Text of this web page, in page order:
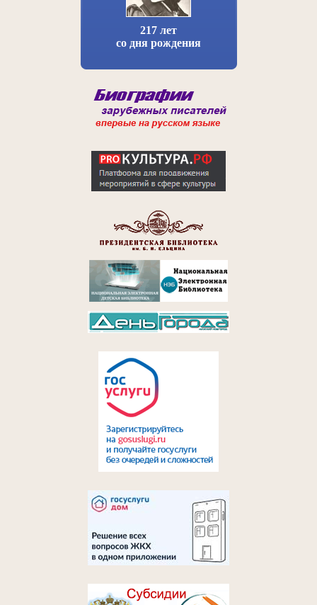
217 лет
со дня рождения